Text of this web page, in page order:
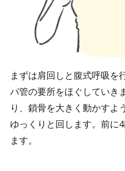
まずは肩回しと腹式呼吸を
パ管の要所をほぐしていき
り、鎖骨を大きく動かすよ
ゆっくりと回します。前に
ます。